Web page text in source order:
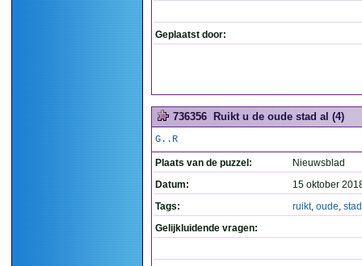
Geplaatst door:
736356 Ruikt u de oude stad al (4)
G..R
Plaats van de puzzel:
Nieuwsblad
Datum:
15 oktober
Tags:
ruikt, oude, stad
Gelijkluidende vragen: